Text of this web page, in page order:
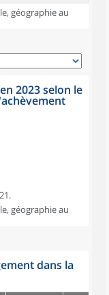
géographie au
2023 selon le
géographie au
dans la